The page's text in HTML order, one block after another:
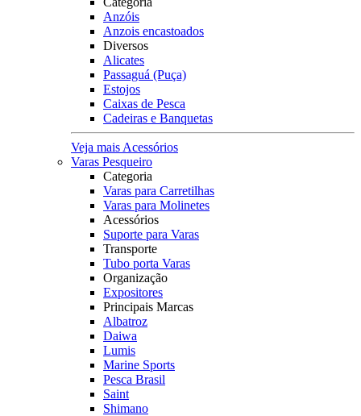
Anzóis
Anzois encastoados
Diversos
Alicates
Passaguá (Puça)
Estojos
Caixas de Pesca
Cadeiras e Banquetas
Veja mais Acessórios
Varas Pesqueiro
Categoria
Varas para Carretilhas
Varas para Molinetes
Acessórios
Suporte para Varas
Transporte
Tubo porta Varas
Organização
Expositores
Principais Marcas
Albatroz
Daiwa
Lumis
Marine Sports
Pesca Brasil
Saint
Shimano